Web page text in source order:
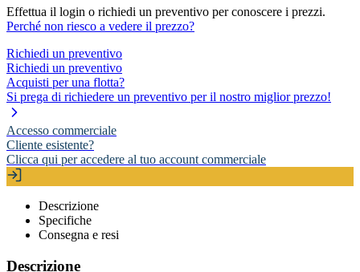
Effettua il login o richiedi un preventivo per conoscere i prezzi.
Perché non riesco a vedere il prezzo?
Richiedi un preventivo
Richiedi un preventivo
Acquisti per una flotta?
Si prega di richiedere un preventivo per il nostro miglior prezzo!
Accesso commerciale
Cliente esistente?
Clicca qui per accedere al tuo account commerciale
Descrizione
Specifiche
Consegna e resi
Descrizione